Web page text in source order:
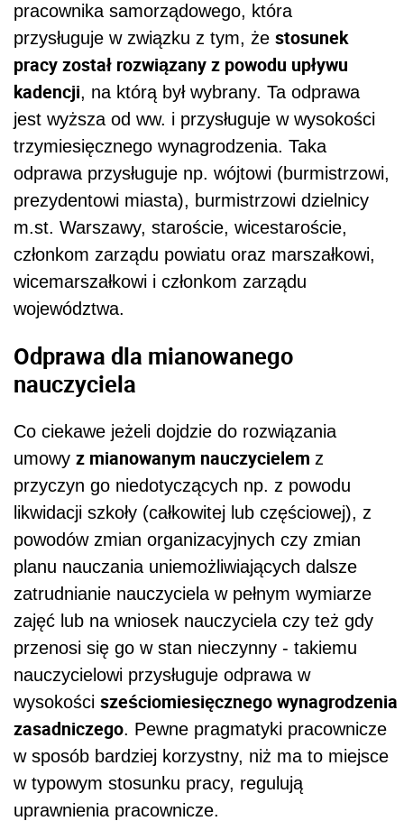
pracownika samorządowego, która
przysługuje w związku z tym, że stosunek
pracy został rozwiązany z powodu upływu
kadencji, na którą był wybrany. Ta odprawa
jest wyższa od ww. i przysługuje w wysokości
trzymiesięcznego wynagrodzenia. Taka
odprawa przysługuje np. wójtowi (burmistrzowi,
prezydentowi miasta), burmistrzowi dzielnicy
m.st. Warszawy, staroście, wicestaroście,
członkom zarządu powiatu oraz marszałkowi,
wicemarszałkowi i członkom zarządu
województwa.
Odprawa dla mianowanego
nauczyciela
Co ciekawe jeżeli dojdzie do rozwiązania
umowy z mianowanym nauczycielem z
przyczyn go niedotyczących np. z powodu
likwidacji szkoły (całkowitej lub częściowej), z
powodów zmian organizacyjnych czy zmian
planu nauczania uniemożliwiających dalsze
zatrudnianie nauczyciela w pełnym wymiarze
zajęć lub na wniosek nauczyciela czy też gdy
przenosi się go w stan nieczynny - takiemu
nauczycielowi przysługuje odprawa w
wysokości sześciomiesięcznego wynagrodzenia
zasadniczego. Pewne pragmatyki pracownicze
w sposób bardziej korzystny, niż ma to miejsce
w typowym stosunku pracy, regulują
uprawnienia pracownicze.